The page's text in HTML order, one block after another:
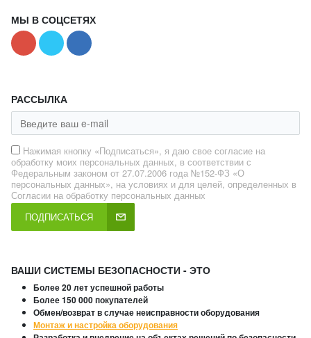
МЫ В СОЦСЕТЯХ
РАССЫЛКА
Нажимая кнопку «Подписаться», я даю свое согласие на
обработку моих персональных данных, в соответствии с
Федеральным законом от 27.07.2006 года №152-ФЗ «О
персональных данных», на условиях и для целей, определенных в
Согласии на обработку персональных данных
ПОДПИСАТЬСЯ
ВАШИ СИСТЕМЫ БЕЗОПАСНОСТИ - ЭТО
Более 20 лет успешной работы
Более 150 000 покупателей
Обмен/возврат в случае неисправности оборудования
Монтаж и настройка оборудования